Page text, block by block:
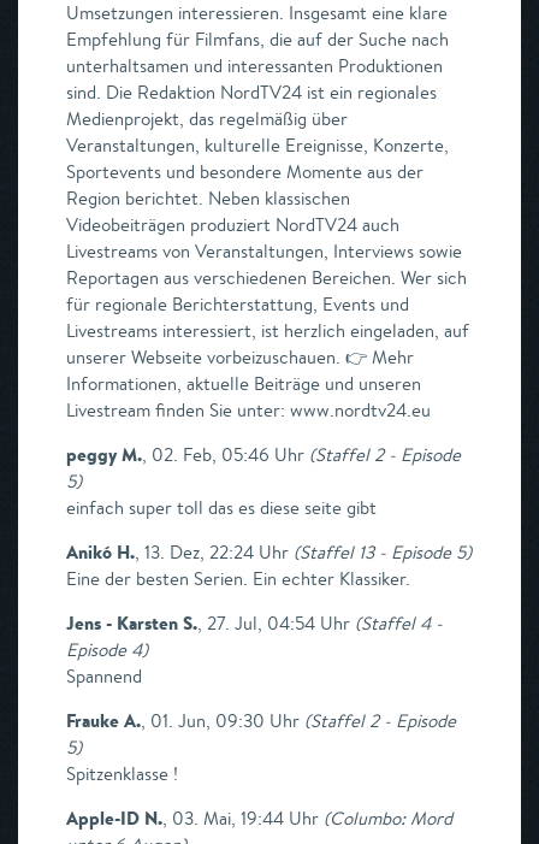
Umsetzungen interessieren. Insgesamt eine klare
Empfehlung für Filmfans, die auf der Suche nach
unterhaltsamen und interessanten Produktionen
sind. Die Redaktion NordTV24 ist ein regionales
Medienprojekt, das regelmäßig über
Veranstaltungen, kulturelle Ereignisse, Konzerte,
Sportevents und besondere Momente aus der
Region berichtet. Neben klassischen
Videobeiträgen produziert NordTV24 auch
Livestreams von Veranstaltungen, Interviews sowie
Reportagen aus verschiedenen Bereichen. Wer sich
für regionale Berichterstattung, Events und
Livestreams interessiert, ist herzlich eingeladen, auf
unserer Webseite vorbeizuschauen. 👉 Mehr
Informationen, aktuelle Beiträge und unseren
Livestream finden Sie unter: www.nordtv24.eu
peggy M., 02. Feb, 05:46 Uhr (Staffel 2 - Episode
5)
einfach super toll das es diese seite gibt
Anikó H., 13. Dez, 22:24 Uhr (Staffel 13 - Episode 5)
Eine der besten Serien. Ein echter Klassiker.
Jens - Karsten S., 27. Jul, 04:54 Uhr (Staffel 4 -
Episode 4)
Spannend
Frauke A., 01. Jun, 09:30 Uhr (Staffel 2 - Episode
5)
Spitzenklasse !
Apple-ID N., 03. Mai, 19:44 Uhr (Columbo: Mord